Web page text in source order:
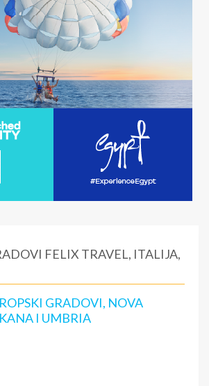
FELIX TRAVEL, ITALIJA,
GRADOVI, NOVA
I UMBRIA